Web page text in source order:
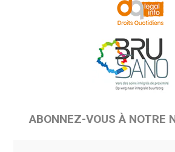
ABONNEZ-VOUS À NOTRE